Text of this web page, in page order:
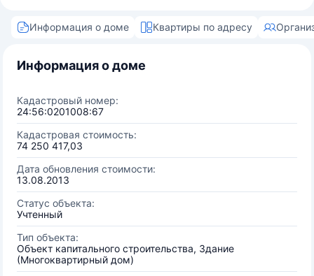
Информация о доме Квартиры по адресу
Информация о доме
Кадастровый номер:
24:56:0201008:67
Кадастровая стоимость:
74 250 417,03
Дата обновления стоимости:
13.08.2013
Статус объекта:
Учтенный
Тип объекта:
Объект капитального строительства, Здание
(Многоквартирный дом)